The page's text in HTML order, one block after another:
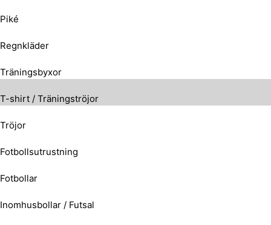
Piké
Regnkläder
Träningsbyxor
T-shirt / Träningströjor
Tröjor
Fotbollsutrustning
Fotbollar
Inomhusbollar / Futsal